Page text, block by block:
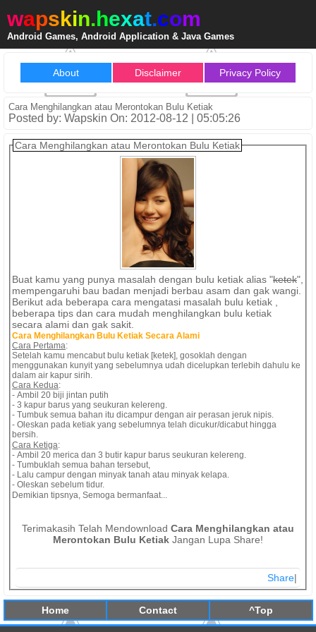
wapskin.hexat.com
Android Games, Android Application & Java Games
About Disclaimer Privacy Policy
Cara Menghilangkan atau Merontokan Bulu Ketiak
Posted by: Wapskin On: 2012-08-12 | 05:05:26
Cara Menghilangkan atau Merontokan Bulu Ketiak
Buat kamu yang punya masalah dengan bulu ketiak alias "ketek",
mempengaruhi bau badan menjadi berbau asam dan gak wangi.
Berikut ada beberapa cara mengatasi masalah bulu ketiak ,
beberapa tips dan cara mudah menghilangkan bulu ketiak
secara alami dan gak sakit.
Cara Menghilangkan Bulu Ketiak Secara Alami
Cara Pertama:
Setelah kamu mencabut bulu ketiak [ketek], gosoklah dengan
menggunakan kunyit yang sebelumnya udah dicelupkan terlebih dahulu ke
dalam air kapur sirih.
Cara Kedua:
- Ambil 20 biji jintan putih
- 3 kapur barus yang seukuran kelereng.
- Tumbuk semua bahan itu dicampur dengan air perasan jeruk nipis.
- Oleskan pada ketiak yang sebelumnya telah dicukur/dicabut hingga
bersih.
Cara Ketiga:
- Ambil 20 merica dan 3 butir kapur barus seukuran kelereng.
- Tumbuklah semua bahan tersebut,
- Lalu campur dengan minyak tanah atau minyak kelapa.
- Oleskan sebelum tidur.
Demikian tipsnya, Semoga bermanfaat...
Terimakasih Telah Mendownload Cara Menghilangkan atau
Merontokan Bulu Ketiak Jangan Lupa Share!
Share|
Home Contact ^Top